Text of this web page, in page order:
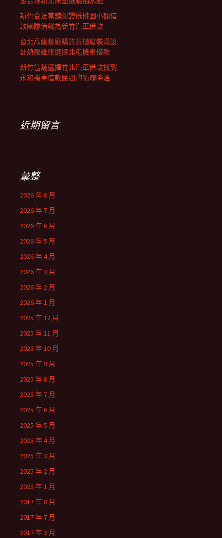
新竹合法當舖保證低桃園小額借
款團隊借錢為新竹汽車借款
台北高級餐廳購買貨櫃屋裝潢設
計熱泵維修選擇北屯機車借款
新竹當舖選擇竹北汽車借款找到
永和機車借款民間的噴霧降溫
近期留言
彙整
2026 年 8 月
2026 年 7 月
2026 年 6 月
2026 年 5 月
2026 年 4 月
2026 年 3 月
2026 年 2 月
2026 年 1 月
2025 年 12 月
2025 年 11 月
2025 年 10 月
2025 年 9 月
2025 年 8 月
2025 年 7 月
2025 年 6 月
2025 年 5 月
2025 年 4 月
2025 年 3 月
2025 年 2 月
2025 年 1 月
2017 年 8 月
2017 年 7 月
2017 年 3 月